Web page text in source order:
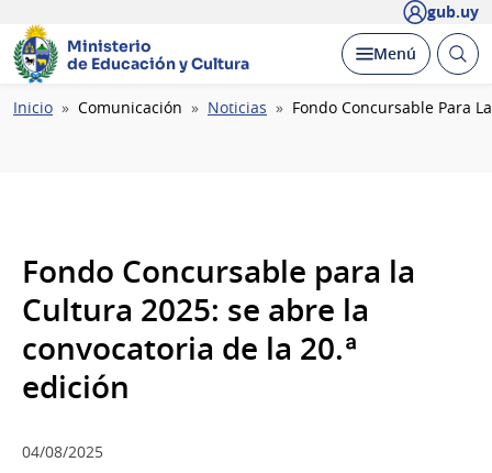
gub.uy
Ministerio
de Educación y Cultura
Desplegar
Menú Abrir
Ruta
Inicio Comunicación Noticias Fondo Concursable Para
Fondo Concursable para la
Cultura 2025: se abre la
convocatoria de la 20.ª
edición
04/08/2025